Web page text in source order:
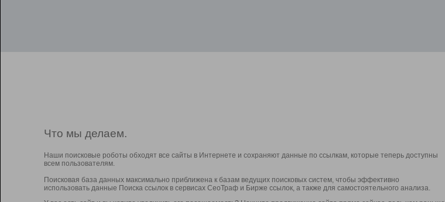
Что мы делаем.
Наши поисковые роботы обходят все сайты в Интернете и сохраняют данные по ссылкам, которые теперь доступны
всем пользователям.
Поисковая база данных максимально приближена к базам ведущих поисковых систем, чтобы эффективно
использовать данные Поиска ссылок в сервисах СеоТраф и Бирже ссылок, а также для самостоятельного анализа.